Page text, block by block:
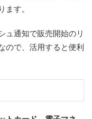
ます。
ュ通知で販売開始のリ
ので、活用すると便利